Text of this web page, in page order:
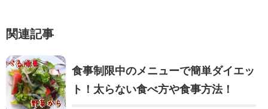
関連記事
食事制限中のメニューで簡単ダイエッ
ト！太らない食べ方や食事方法！